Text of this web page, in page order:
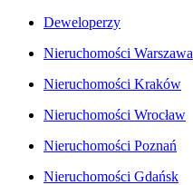
Deweloperzy
Nieruchomości Warszawa
Nieruchomości Kraków
Nieruchomości Wrocław
Nieruchomości Poznań
Nieruchomości Gdańsk